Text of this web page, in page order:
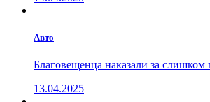
Авто
Благовещенца наказали за
13.04.2025